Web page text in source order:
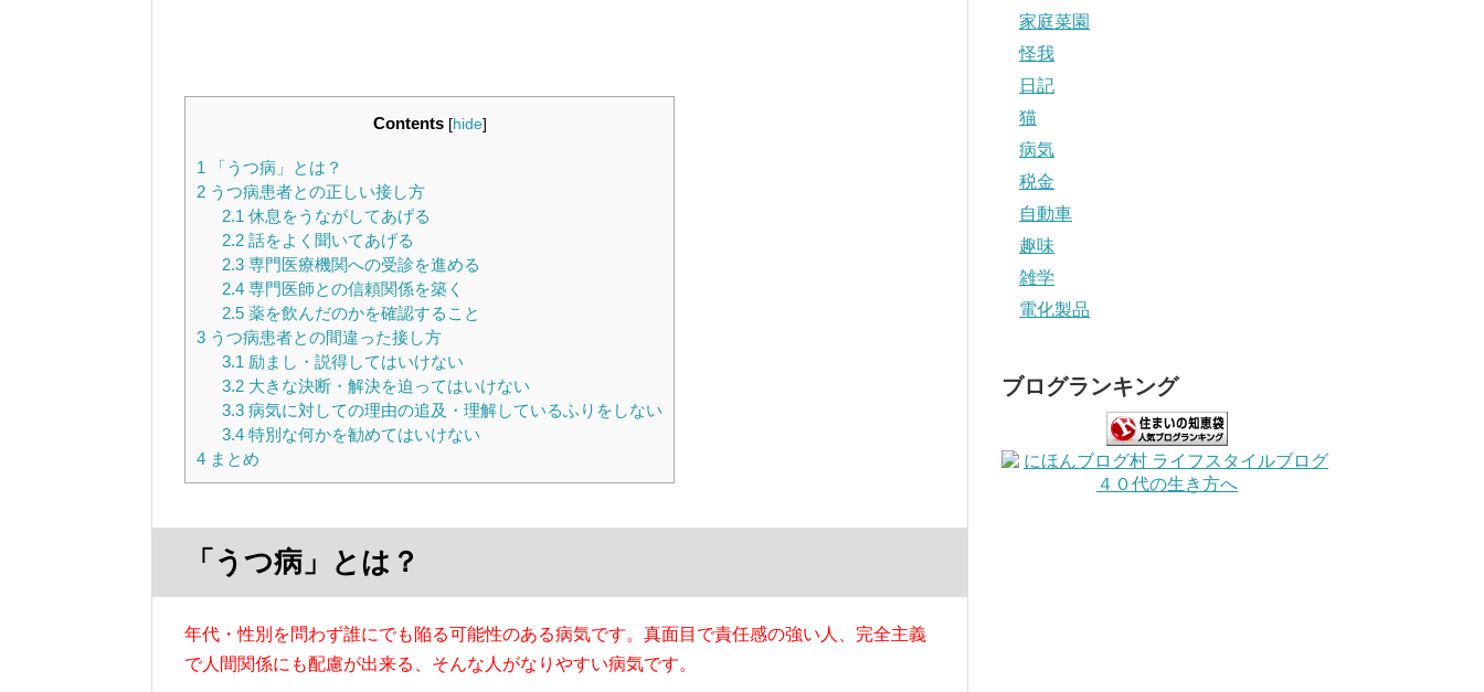
Contents [hide]
1 「うつ病」とは？
2 うつ病患者との正しい接し方
2.1 休息をうながしてあげる
2.2話をよく聞いてあげる
2.3専門医療機関への受診を進める
2.4専門医師との信頼関係を築く
2.5薬を飲んだのかを確認すること
3 うつ病患者との間違った接し方
3.1 励まし・説得してはいけない
3.2大きな決断・解決を迫ってはいけない
3.3病気に対しての理由の追及・理解しているふりをしない
3.4特別な何かを勧めてはいけない
4 まとめ
「うつ病」とは？
年代・性別を問わず誰にでも陥る可能性のある病気です。真面目で責任感の強い人、完全主義
で人間関係にも配慮が出来る、そんな人がなりやすい病気です。
家庭菜園
怪我
日記
猫
病気
税金
自動車
趣味
雑学
電化製品
ブログランキング